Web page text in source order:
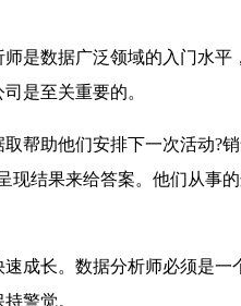
是数据广泛领域的入门水
是至关重要的。
帮助他们安排下一次活动?
结果来给答案。他们从事
成长。数据分析师必须是
警觉。